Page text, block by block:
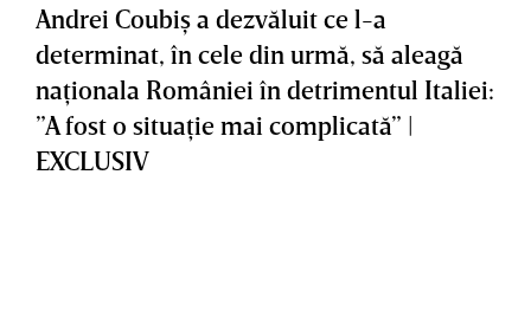
Andrei Coubiş a dezvăluit ce l-a
determinat, în cele din urmă, să aleagă
naţionala României în detrimentul Italiei:
”A fost o situaţie mai complicată” |
EXCLUSIV